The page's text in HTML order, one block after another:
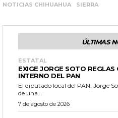
NOTICIAS CHIHUAHUA
SIERRA
ÚLTIMAS
ESTATAL
EXIGE JORGE SOTO REGLAS
INTERNO DEL PAN
El diputado local del PAN, Jorge
de una...
7 de agosto de 2026